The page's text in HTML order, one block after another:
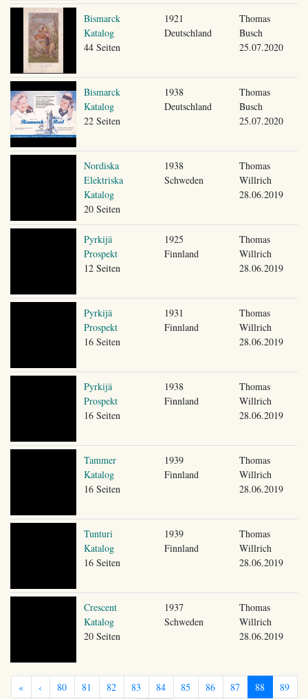
Bismarck
Katalog
44 Seiten
1921
Deutschland
Thomas
Busch
25.07.2020
Bismarck
Katalog
22 Seiten
1938
Deutschland
Thomas
Busch
25.07.2020
Nordiska
Elektriska
Katalog
20 Seiten
1938
Schweden
Thomas
Willrich
28.06.2019
Pyrkijä
Prospekt
12 Seiten
1925
Finnland
Thomas
Willrich
28.06.2019
Pyrkijä
Prospekt
16 Seiten
1931
Finnland
Thomas
Willrich
28.06.2019
Pyrkijä
Prospekt
16 Seiten
1938
Finnland
Thomas
Willrich
28.06.2019
Tammer
Katalog
16 Seiten
1939
Finnland
Thomas
Willrich
28.06.2019
Tunturi
Katalog
16 Seiten
1939
Finnland
Thomas
Willrich
28.06.2019
Crescent
Katalog
20 Seiten
1937
Schweden
Thomas
Willrich
28.06.2019
« ‹ 80 81 82 83 84 85 86 87 88 89